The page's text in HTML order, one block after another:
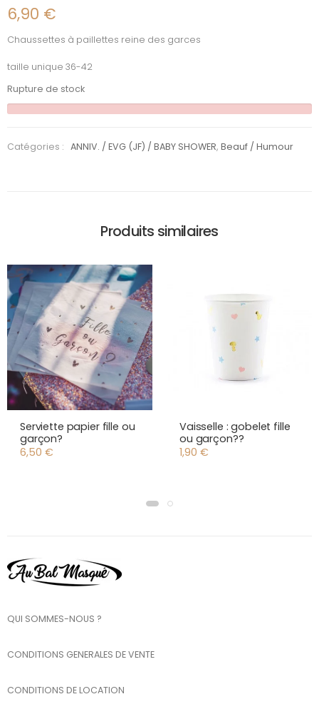
6,90 €
Chaussettes à paillettes reine des garces
taille unique 36-42
Rupture de stock
Catégories : ANNIV. / EVG (JF) / BABY SHOWER,Beauf / Humour
Produits similaires
Serviette papier fille ou
garçon?
6,50 €
Vaisselle : gobelet fille
ou garçon??
1,90 €
QUI SOMMES-NOUS ?
CONDITIONS GENERALES DE VENTE
CONDITIONS DE LOCATION